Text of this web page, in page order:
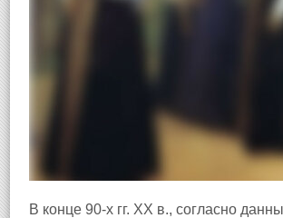
В конце 90-х гг. XX в., согласно